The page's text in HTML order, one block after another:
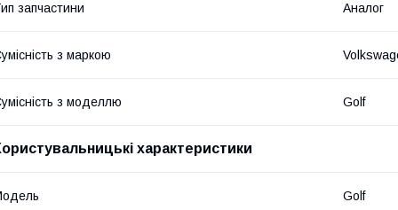
запчастини Аналог
з маркою
з моделлю Golf
характеристики
Golf